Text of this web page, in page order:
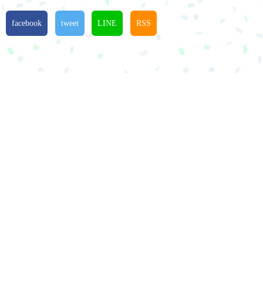
facebook tweet LINE RSS